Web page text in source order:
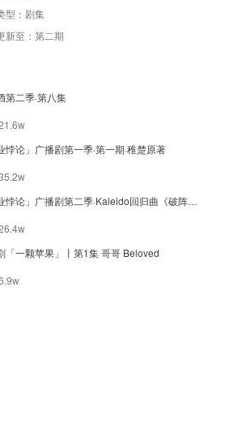
型： 剧集
新至：第二期
第二季·第八集
悖论」广播剧第一季·第一期·稚楚原著
「营业悖论」广播剧第二季·Kaleido回归曲《破阵》纯享版·稚楚原著
「一颗苹果」丨第1集 哥哥 Beloved